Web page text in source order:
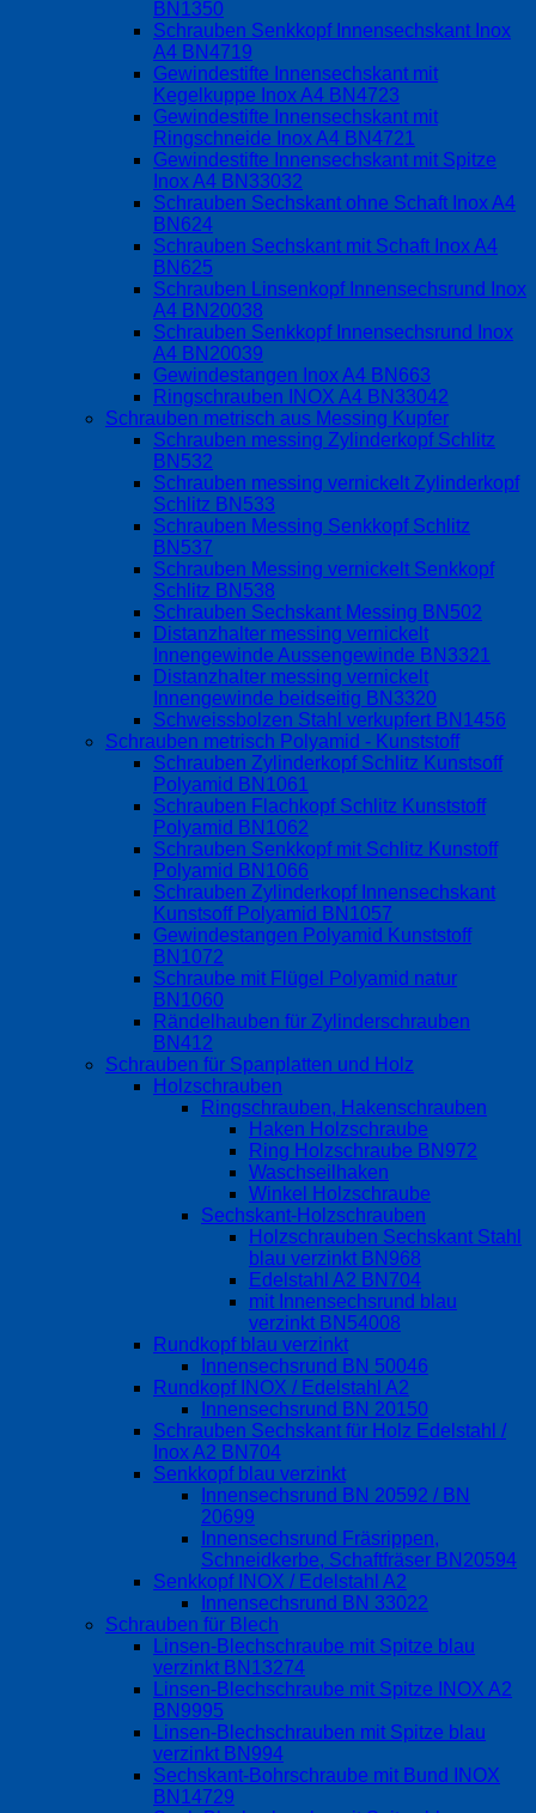
BN1350
Schrauben Senkkopf Innensechskant Inox
A4 BN4719
Gewindestifte Innensechskant mit
Kegelkuppe Inox A4 BN4723
Gewindestifte Innensechskant mit
Ringschneide Inox A4 BN4721
Gewindestifte Innensechskant mit Spitze
Inox A4 BN33032
Schrauben Sechskant ohne Schaft Inox A4
BN624
Schrauben Sechskant mit Schaft Inox A4
BN625
Schrauben Linsenkopf Innensechsrund Inox
A4 BN20038
Schrauben Senkkopf Innensechsrund Inox
A4 BN20039
Gewindestangen Inox A4 BN663
Ringschrauben INOX A4 BN33042
Schrauben metrisch aus Messing Kupfer
Schrauben messing Zylinderkopf Schlitz
BN532
Schrauben messing vernickelt Zylinderkopf
Schlitz BN533
Schrauben Messing Senkkopf Schlitz
BN537
Schrauben Messing vernickelt Senkkopf
Schlitz BN538
Schrauben Sechskant Messing BN502
Distanzhalter messing vernickelt
Innengewinde Aussengewinde BN3321
Distanzhalter messing vernickelt
Innengewinde beidseitig BN3320
Schweissbolzen Stahl verkupfert BN1456
Schrauben metrisch Polyamid - Kunststoff
Schrauben Zylinderkopf Schlitz Kunstsoff
Polyamid BN1061
Schrauben Flachkopf Schlitz Kunststoff
Polyamid BN1062
Schrauben Senkkopf mit Schlitz Kunstoff
Polyamid BN1066
Schrauben Zylinderkopf Innensechskant
Kunstsoff Polyamid BN1057
Gewindestangen Polyamid Kunststoff
BN1072
Schraube mit Flügel Polyamid natur
BN1060
Rändelhauben für Zylinderschrauben
BN412
Schrauben für Spanplatten und Holz
Holzschrauben
Ringschrauben, Hakenschrauben
Haken Holzschraube
Ring Holzschraube BN972
Waschseilhaken
Winkel Holzschraube
Sechskant-Holzschrauben
Holzschrauben Sechskant Stahl
blau verzinkt BN968
Edelstahl A2 BN704
mit Innensechsrund blau
verzinkt BN54008
Rundkopf blau verzinkt
Innensechsrund BN 50046
Rundkopf INOX / Edelstahl A2
Innensechsrund BN 20150
Schrauben Sechskant für Holz Edelstahl /
Inox A2 BN704
Senkkopf blau verzinkt
Innensechsrund BN 20592 / BN
20699
Innensechsrund Fräsrippen,
Schneidkerbe, Schaftfräser BN20594
Senkkopf INOX / Edelstahl A2
Innensechsrund BN 33022
Schrauben für Blech
Linsen-Blechschraube mit Spitze blau
verzinkt BN13274
Linsen-Blechschraube mit Spitze INOX A2
BN9995
Linsen-Blechschrauben mit Spitze blau
verzinkt BN994
Sechskant-Bohrschraube mit Bund INOX
BN14729